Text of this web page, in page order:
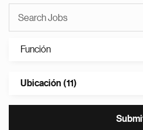
Función
Ubicación (11)